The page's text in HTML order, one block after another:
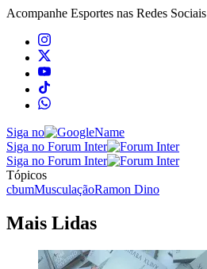
Acompanhe Esportes nas Redes Sociais
Siga no
Siga no Forum Inter
Siga no Forum Inter
Tópicos
cbumMusculaçãoRamon Dino
Mais Lidas